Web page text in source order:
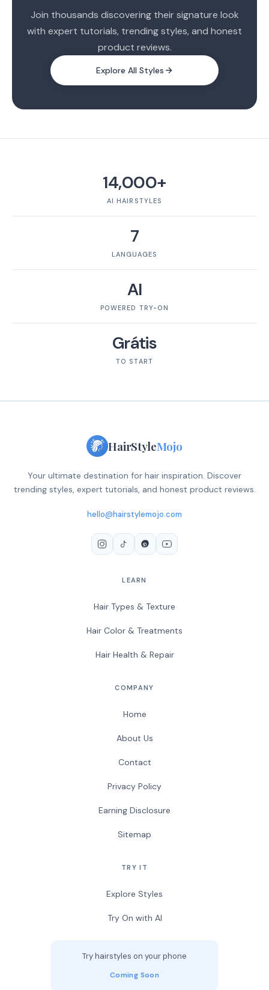
Join thousands discovering their signature look
with expert tutorials, trending styles, and honest
product reviews.
Explore All Styles
14,000+
AI HAIRSTYLES
7
LANGUAGES
AI
POWERED TRY-ON
Grátis
TO START
HairStyleMojo
Your ultimate destination for hair inspiration. Discover
trending styles, expert tutorials, and honest product reviews.
hello@hairstylemojo.com
LEARN
Hair Types & Texture
Hair Color & Treatments
Hair Health & Repair
COMPANY
Home
About Us
Contact
Privacy Policy
Earning Disclosure
Sitemap
TRY IT
Explore Styles
Try On with AI
Try hairstyles on your phone
Coming Soon